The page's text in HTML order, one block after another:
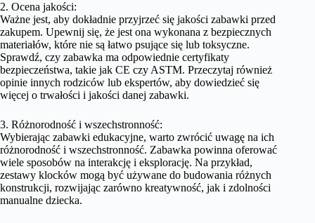
2. Ocena jakości:
Ważne jest, aby dokładnie przyjrzeć się jakości zabawki przed
zakupem. Upewnij się, że jest ona wykonana z bezpiecznych
materiałów, które nie są łatwo psujące się lub toksyczne.
Sprawdź, czy zabawka ma odpowiednie certyfikaty
bezpieczeństwa, takie jak CE czy ASTM. Przeczytaj również
opinie innych rodziców lub ekspertów, aby dowiedzieć się
więcej o trwałości i jakości danej zabawki.
3. Różnorodność i wszechstronność:
Wybierając zabawki edukacyjne, warto zwrócić uwagę na ich
różnorodność i wszechstronność. Zabawka powinna oferować
wiele sposobów na interakcję i eksplorację. Na przykład,
zestawy klocków mogą być używane do budowania różnych
konstrukcji, rozwijając zarówno kreatywność, jak i zdolności
manualne dziecka.